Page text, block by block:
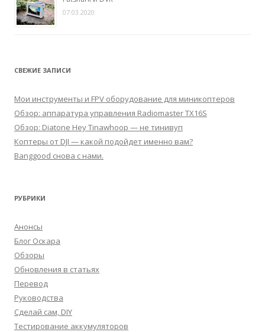
07.03.2020
СВЕЖИЕ ЗАПИСИ
Мои инструменты и FPV оборудование для миникоптеров
Обзор: аппаратура управления Radiomaster TX16S
Обзор: Diatone Hey Tinawhoop — не тинивуп
Коптеры от DJI — какой подойдет именно вам?
Banggood снова с нами.
РУБРИКИ
Анонсы
Блог Оскара
Обзоры
Обновления в статьях
Перевод
Руководства
Сделай сам, DIY
Тестирование аккумуляторов